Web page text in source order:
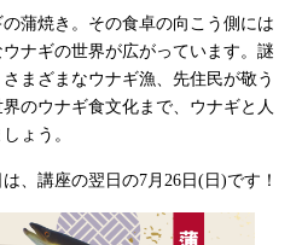
蒲焼き。その食卓の向こう側には
ナギの世界が広がっています。謎
まざまなウナギ漁、先住民が敬う
のウナギ食文化まで、ウナギと人
ょう。
、講座の翌日の7月26日(日)です！